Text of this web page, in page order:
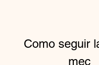
Como seguir
mec